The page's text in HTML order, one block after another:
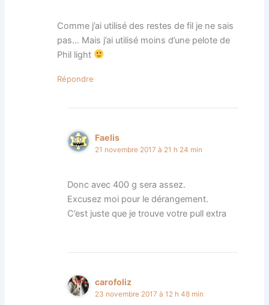
Comme j’ai utilisé des restes de fil je ne sais
pas… Mais j’ai utilisé moins d’une pelote de
Phil light
Répondre
Faelis
21 novembre 2017 à 21 h 24 min
Donc avec 400 g sera assez.
Excusez moi pour le dérangement.
C’est juste que je trouve votre pull extra
carofoliz
23 novembre 2017 à 12 h 48 min